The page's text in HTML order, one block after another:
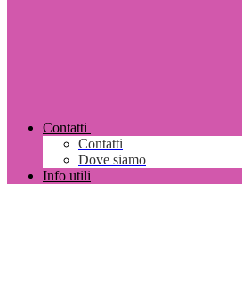
Contatti
Contatti
Dove siamo
Info utili